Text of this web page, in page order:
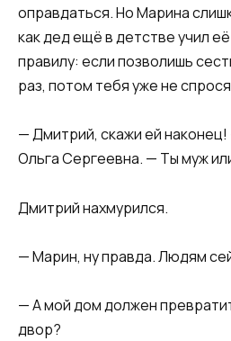
оправдаться. Но Марина
как дед ещё в детстве учил
правилу: если позволишь
раз, потом тебя уже не
— Дмитрий, скажи ей
Ольга Сергеевна. — Ты муж
Дмитрий нахмурился.
— Марин, ну правда. Людям
— А мой дом должен
двор?